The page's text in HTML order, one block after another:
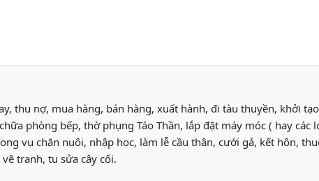
thu nợ, mua hàng, bán hàng, xuất hành, đi tàu thuyền, khởi
phòng bếp, thờ phụng Táo Thần, lắp đặt máy móc ( hay các
vụ chăn nuôi, nhập học, làm lễ cầu thân, cưới gả, kết hôn,
tranh, tu sửa cây cối.